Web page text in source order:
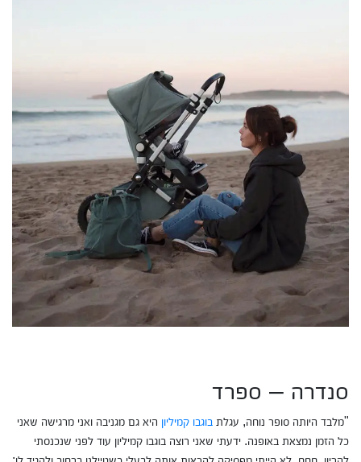
סנדרה – ספרד
"מלבד היותה סופר נוחה, עגלת בוגבו קמיליון היא גם מגניבה ואני מרגישה שאני
כל הזמן נמצאת באופנה. ידעתי שאני רוצה בוגבו קמיליון עוד לפני שנכנסתי